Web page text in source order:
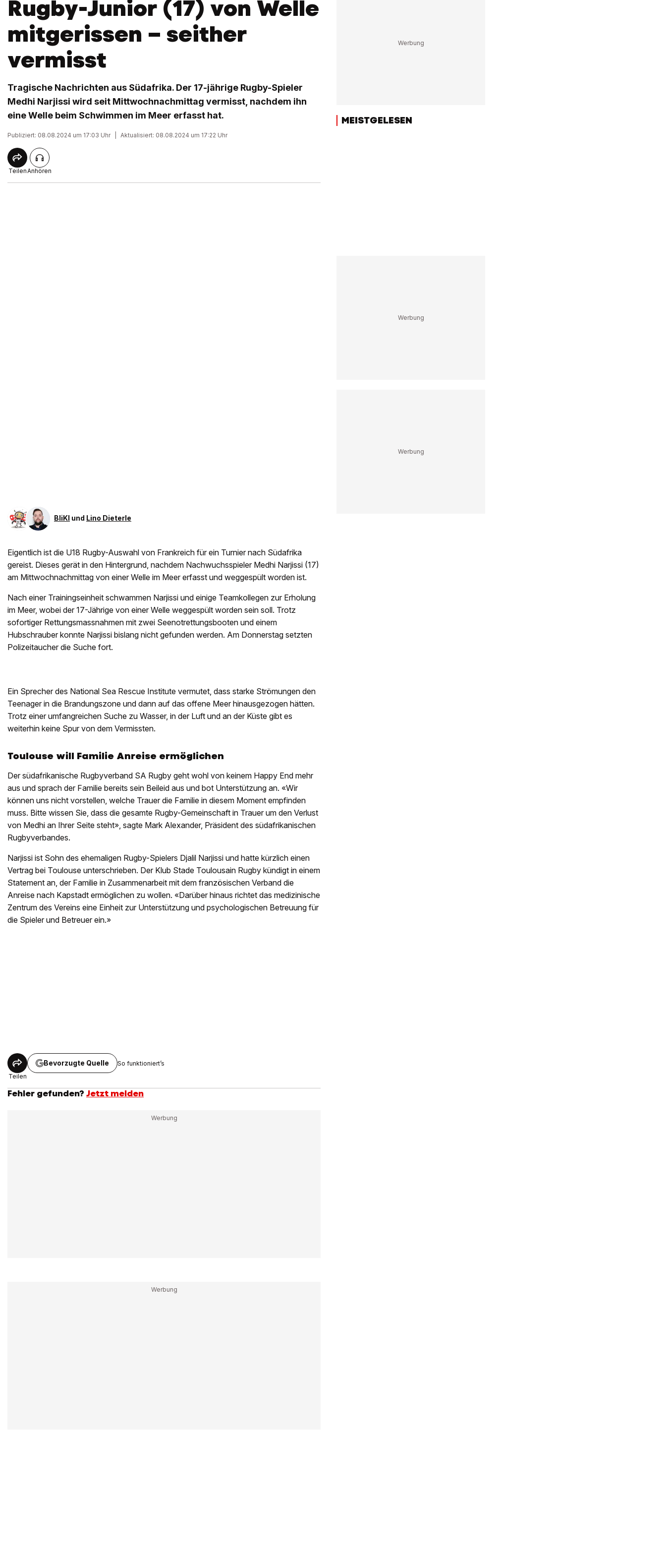
Rugby-Junior (17) von Welle
mitgerissen – seither
vermisst
Tragische Nachrichten aus Südafrika. Der 17-jährige Rugby-Spieler
Medhi Narjissi wird seit Mittwochnachmittag vermisst, nachdem ihn
eine Welle beim Schwimmen im Meer erfasst hat.
Publiziert: 08.08.2024 um 17:03 Uhr Aktualisiert: 08.08.2024 um 17:22 Uhr
TeilenAnhören
BliKI und Lino Dieterle
Eigentlich ist die U18 Rugby-Auswahl von Frankreich für ein Turnier nach Südafrika
gereist. Dieses gerät in den Hintergrund, nachdem Nachwuchsspieler Medhi Narjissi (17)
am Mittwochnachmittag von einer Welle im Meer erfasst und weggespült worden ist.
Nach einer Trainingseinheit schwammen Narjissi und einige Teamkollegen zur Erholung
im Meer, wobei der 17-Jährige von einer Welle weggespült worden sein soll. Trotz
sofortiger Rettungsmassnahmen mit zwei Seenotrettungsbooten und einem
Hubschrauber konnte Narjissi bislang nicht gefunden werden. Am Donnerstag setzten
Polizeitaucher die Suche fort.
Ein Sprecher des National Sea Rescue Institute vermutet, dass starke Strömungen den
Teenager in die Brandungszone und dann auf das offene Meer hinausgezogen hätten.
Trotz einer umfangreichen Suche zu Wasser, in der Luft und an der Küste gibt es
weiterhin keine Spur von dem Vermissten.
Toulouse will Familie Anreise ermöglichen
Der südafrikanische Rugbyverband SA Rugby geht wohl von keinem Happy End mehr
aus und sprach der Familie bereits sein Beileid aus und bot Unterstützung an. «Wir
können uns nicht vorstellen, welche Trauer die Familie in diesem Moment empfinden
muss. Bitte wissen Sie, dass die gesamte Rugby-Gemeinschaft in Trauer um den Verlust
von Medhi an Ihrer Seite steht», sagte Mark Alexander, Präsident des südafrikanischen
Rugbyverbandes.
Narjissi ist Sohn des ehemaligen Rugby-Spielers Djalil Narjissi und hatte kürzlich einen
Vertrag bei Toulouse unterschrieben. Der Klub Stade Toulousain Rugby kündigt in einem
Statement an, der Familie in Zusammenarbeit mit dem französischen Verband die
Anreise nach Kapstadt ermöglichen zu wollen. «Darüber hinaus richtet das medizinische
Zentrum des Vereins eine Einheit zur Unterstützung und psychologischen Betreuung für
die Spieler und Betreuer ein.»
Teilen
Bevorzugte Quelle So funktioniert’s
Fehler gefunden? Jetzt melden
MEISTGELESEN